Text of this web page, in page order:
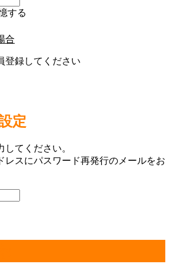
する
合
登録してください
定
してください。
レスにパスワード再発行のメールをお